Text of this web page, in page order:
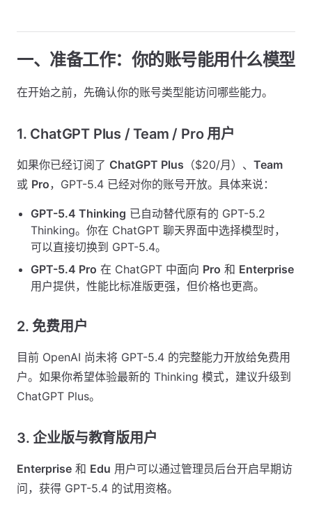
一、准备工作：你的账号能用什么模型
在开始之前，先确认你的账号类型能访问哪些能力。
1. ChatGPT Plus / Team / Pro 用户
如果你已经订阅了 ChatGPT Plus （$20/月）、 Team
或 Pro，GPT-5.4 已经对你的账号开放。具体来说：
GPT-5.4 Thinking 已自动替代原有的 GPT-5.2
Thinking。你在 ChatGPT 聊天界面中选择模型时，
可以直接切换到 GPT-5.4。
GPT-5.4 Pro 在 ChatGPT 中面向 Pro 和 Enterprise
用户提供，性能比标准版更强，但价格也更高。
2. 免费用户
目前 OpenAI 尚未将 GPT-5.4 的完整能力开放给免费用
户。如果你希望体验最新的 Thinking 模式，建议升级到
ChatGPT Plus。
3. 企业版与教育版用户
Enterprise 和 Edu 用户可以通过管理员后台开启早期访
问，获得 GPT-5.4 的试用资格。